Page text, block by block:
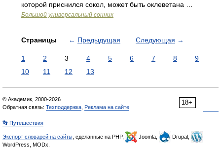
которой приснился сокол, может быть оклеветана …
Большой универсальный сонник
Страницы ← Предыдущая Следующая →
1 2 3 4 5 6 7 8
9
10
11 12 13
18+
© Академик, 2000-2026
Обратная связь: Техподдержка Реклама на сайте
👣 Путешествия
Экспорт словарей на сайты , сделанные на PHP, Joomla,
Drupal,
WordPress, MODx.